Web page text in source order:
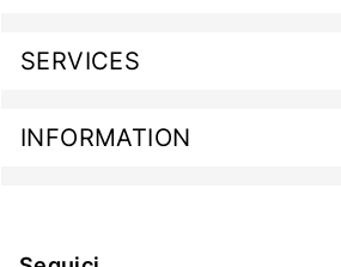
SERVICES
INFORMATION